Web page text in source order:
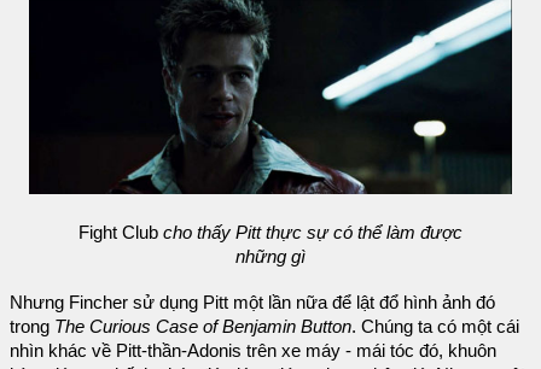
Fight Club cho thấy Pitt thực sự có thể làm được
những gì
Nhưng Fincher sử dụng Pitt một lần nữa để lật đổ hình ảnh đó
trong The Curious Case of Benjamin Button. Chúng ta có một cái
nhìn khác về Pitt-thần-Adonis trên xe máy - mái tóc đó, khuôn